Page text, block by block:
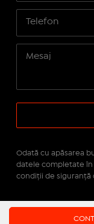
Odată cu apăsarea
datele completate în
condiţii de siguranţă